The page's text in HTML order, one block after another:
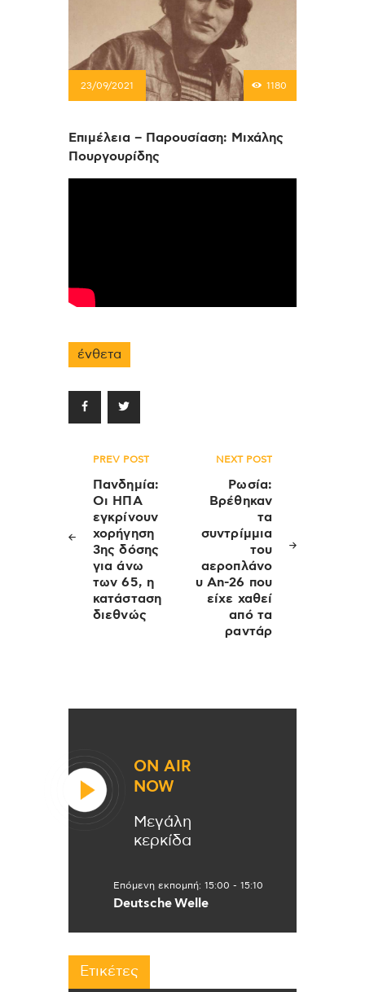
23/09/2021 1180
Επιμέλεια – Παρουσίαση: Μιχάλης
Πουργουρίδης
ένθετα
Πλοήγηση
άρθρων
PREV POST
Πανδημία:
Οι ΗΠΑ
εγκρίνουν
χορήγηση
3ης δόσης
για άνω
των 65, η
κατάσταση
διεθνώς
NEXT POST
Ρωσία:
Βρέθηκαν
τα
συντρίμμια
του
αεροπλάνο
υ An-26 που
είχε χαθεί
από τα
ραντάρ
ON AIR
NOW
Μεγάλη
κερκίδα
Επόμενη εκπομπή: 15:00 - 15:10
Deutsche Welle
Ετικέτες